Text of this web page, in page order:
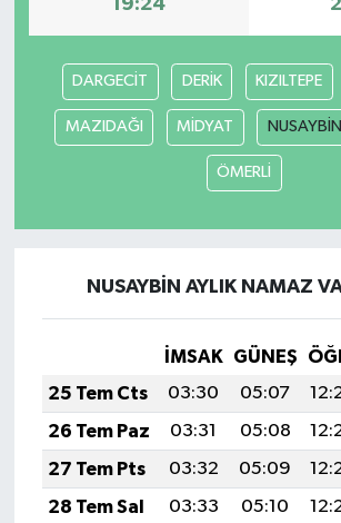
19:24
DARGECİT DERİK KIZILTEPE
MAZIDAĞI MİDYAT NUSAYBİN
ÖMERLİ
NUSAYBİN AYLIK NAMAZ
İMSAK GÜNEŞ
25 Tem Cts
03:30 05:07
26 Tem Paz
03:31 05:08
27 Tem Pts
03:32 05:09
28 Tem Sal
03:33 05:10